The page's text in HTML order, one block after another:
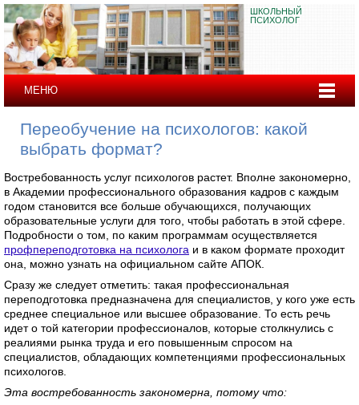
ШКОЛЬНЫЙ
ПСИХОЛОГ
МЕНЮ
Переобучение на психологов: какой
выбрать формат?
Востребованность услуг психологов растет. Вполне закономерно,
в Академии профессионального образования кадров с каждым
годом становится все больше обучающихся, получающих
образовательные услуги для того, чтобы работать в этой сфере.
Подробности о том, по каким программам осуществляется
профпереподготовка на психолога и в каком формате проходит
она, можно узнать на официальном сайте АПОК.
Сразу же следует отметить: такая профессиональная
переподготовка предназначена для специалистов, у кого уже есть
среднее специальное или высшее образование. То есть речь
идет о той категории профессионалов, которые столкнулись с
реалиями рынка труда и его повышенным спросом на
специалистов, обладающих компетенциями профессиональных
психологов.
Эта востребованность закономерна, потому что: